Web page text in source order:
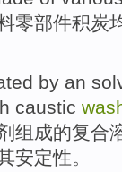
零部件积炭
by an
caustic
组成的复合
安定性。